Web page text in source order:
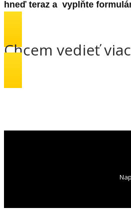
hneď teraz a vyplňte
Chcem vedieť